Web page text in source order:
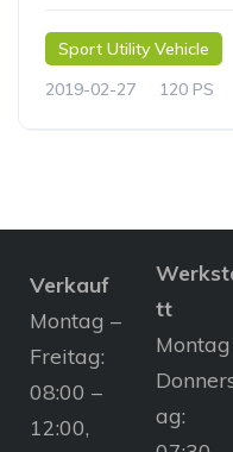
Sport Utility Vehicle
2019-02-27
120 PS
Verkauf
Montag –
Freitag:
08:00 –
12:00,
tt
ag: